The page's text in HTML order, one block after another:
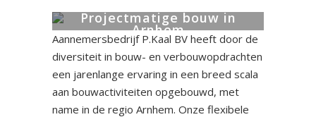
Projectmatige bouw in
Arnhem
Aannemersbedrijf P.Kaal BV heeft door de
diversiteit in bouw- en verbouwopdrachten
een jarenlange ervaring in een breed scala
aan bouwactiviteiten opgebouwd, met
name in de regio Arnhem. Onze flexibele